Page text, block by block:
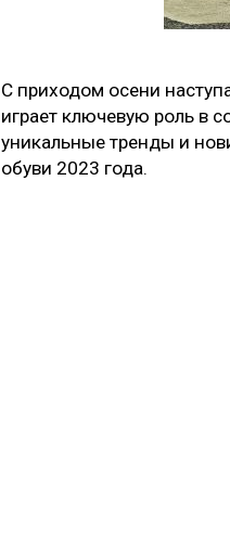
С приходом осени
играет ключевую роль в
уникальные тренды и
обуви 2023 года.